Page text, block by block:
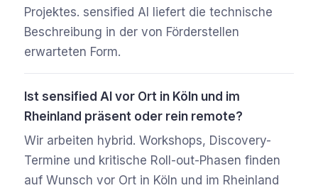
Projektes. sensified AI liefert die technische
Beschreibung in der von Förderstellen
erwarteten Form.
Ist sensified AI vor Ort in Köln und im
Rheinland präsent oder rein remote?
Wir arbeiten hybrid. Workshops, Discovery-
Termine und kritische Roll-out-Phasen finden
auf Wunsch vor Ort in Köln und im Rheinland